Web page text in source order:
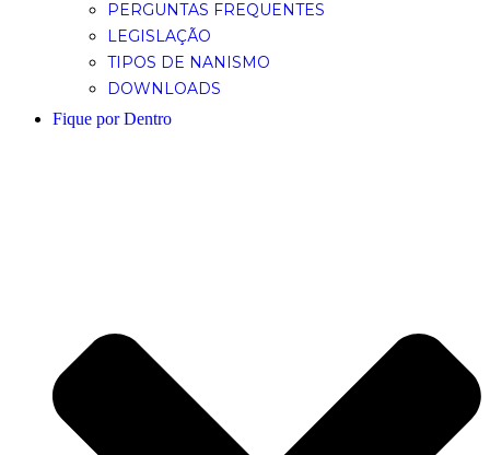
PERGUNTAS FREQUENTES
LEGISLAÇÃO
TIPOS DE NANISMO
DOWNLOADS
Fique por Dentro